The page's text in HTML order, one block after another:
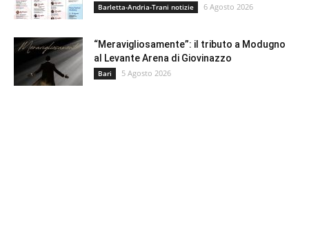
Barletta-Andria-Trani notizie 6 Agosto 2026
“Meravigliosamente”: il tributo a Modugno
al Levante Arena di Giovinazzo
Bari 5 Agosto 2026